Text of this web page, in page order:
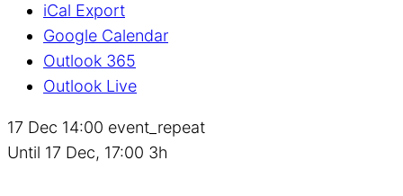
iCal Export
Google Calendar
Outlook 365
Outlook Live
17 Dec 14:00 event_repeat
Until 17 Dec, 17:00 3h